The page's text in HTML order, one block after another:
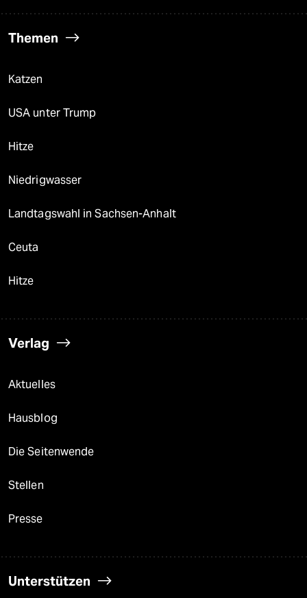
Themen
Katzen
USA unter Trump
Hitze
Niedrigwasser
Landtagswahl in Sachsen-Anhalt
Ceuta
Hitze
Verlag
Aktuelles
Hausblog
Die Seitenwende
Stellen
Presse
Unterstützen